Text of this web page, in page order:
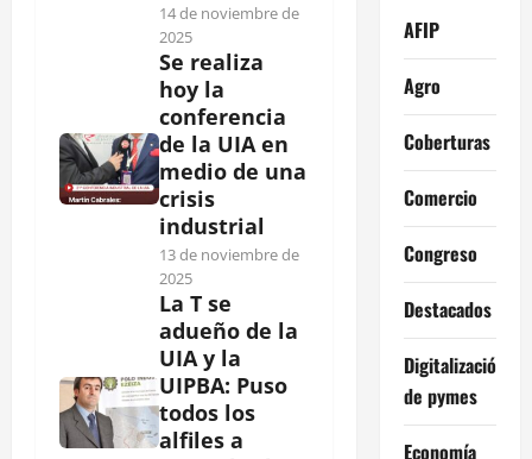
14 de noviembre de
2025
Se realiza
hoy la
conferencia
de la UIA en
medio de una
crisis
industrial
13 de noviembre de
2025
La T se
adueño de la
UIA y la
UIPBA: Puso
todos los
alfiles a
AFIP
Agro
Coberturas
Comercio
Congreso
Destacados
Digitalización
de pymes
Economía